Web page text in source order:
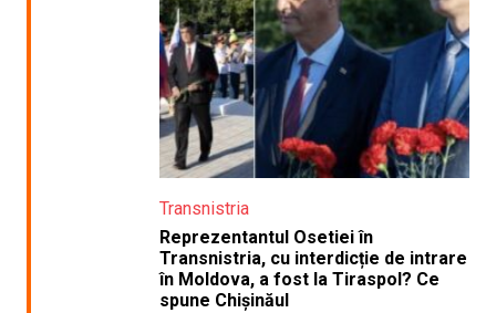
Transnistria
Reprezentantul Osetiei în
Transnistria, cu interdicție de intrare
în Moldova, a fost la Tiraspol? Ce
spune Chișinăul